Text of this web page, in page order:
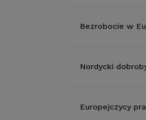
Bezrobocie w
Nordycki
Europejczycy